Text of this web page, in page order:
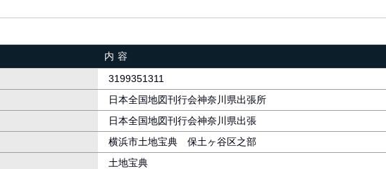
内容
3199351311
日本全国地図刊行会神奈川県出張所
日本全国地図刊行会神奈川県出張
横浜市土地宝典 保土ヶ谷区之部
土地宝典